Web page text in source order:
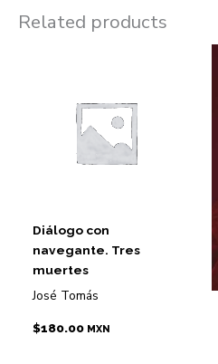
Related products
Diálogo con
navegante. Tres
muertes
José Tomás
$180.00 MXN